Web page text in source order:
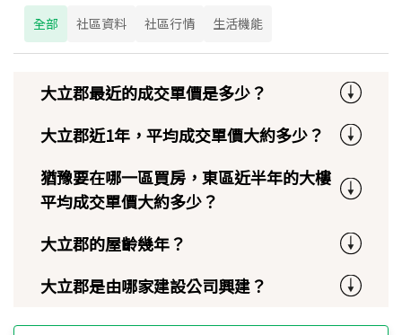
全部 社區資料 社區行情 生活機能
大立郡最近的成交單價是多少？
大立郡近1年，平均成交單價大約多少？
猶豫要在哪一區買房，東區近半年的大樓
平均成交單價大約多少？
大立郡的屋齡幾年？
大立郡是由哪家建設公司興建？